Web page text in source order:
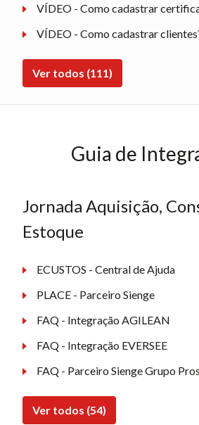
VÍDEO - Como cadastrar
VÍDEO - Como cadastrar
Ver todos (111)
Guia de
Jornada Aquisição,
Estoque
ECUSTOS - Central de Ajuda
PLACE - Parceiro Sienge
FAQ - Integração AGILEAN
FAQ - Integração EVERSEE
FAQ - Parceiro Sienge Grupo
Ver todos (54)